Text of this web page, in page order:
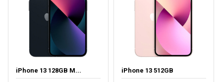
iPhone 13 128GB M... iPhone 13 512GB